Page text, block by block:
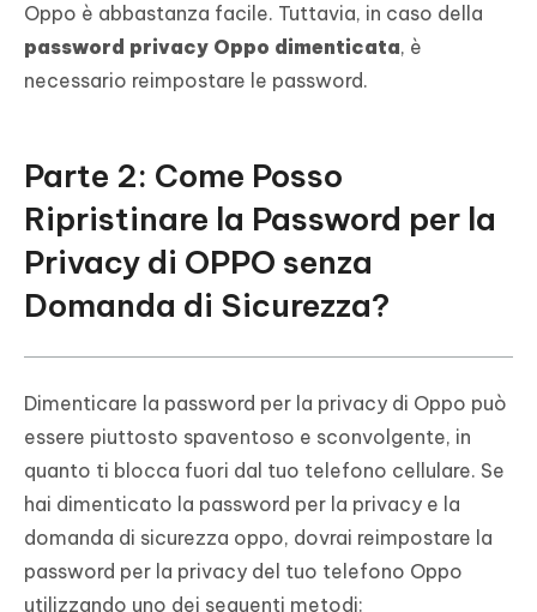
Oppo è abbastanza facile. Tuttavia, in caso della
password privacy Oppo dimenticata, è
necessario reimpostare le password.
Parte 2: Come Posso
Ripristinare la Password per la
Privacy di OPPO senza
Domanda di Sicurezza?
Dimenticare la password per la privacy di Oppo può
essere piuttosto spaventoso e sconvolgente, in
quanto ti blocca fuori dal tuo telefono cellulare. Se
hai dimenticato la password per la privacy e la
domanda di sicurezza oppo, dovrai reimpostare la
password per la privacy del tuo telefono Oppo
utilizzando uno dei seguenti metodi: